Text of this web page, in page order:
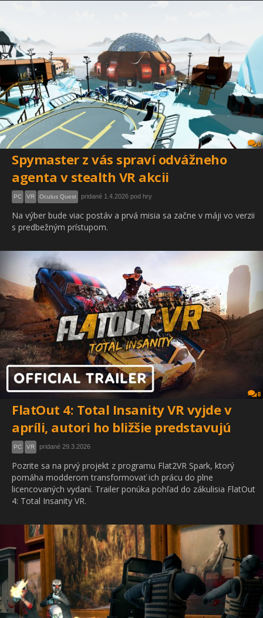
0
Spymaster z vás spraví odvážneho
agenta v stealth VR akcii
PC VR Oculus Quest pridané 1.4.2026 pod hry
Na výber bude viac postáv a prvá misia sa začne v máji vo verzii
s predbežným prístupom.
8
FlatOut 4: Total Insanity VR vyjde v
apríli, autori ho bližšie predstavujú
PC VR pridané 29.3.2026
Pozrite sa na prvý projekt z programu Flat2VR Spark, ktorý
pomáha modderom transformovať ich prácu do plne
licencovaných vydaní. Trailer ponúka pohľad do zákulisia FlatOut
4: Total Insanity VR.